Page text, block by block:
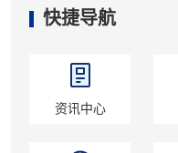
快捷导航
资讯中心